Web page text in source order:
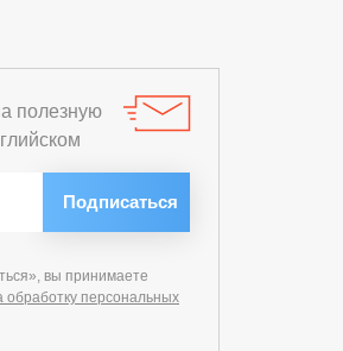
полезную
вы принимаете
обработку персональных